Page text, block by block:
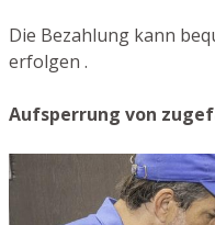
Die Bezahlung kann
erfolgen .
Aufsperrung von